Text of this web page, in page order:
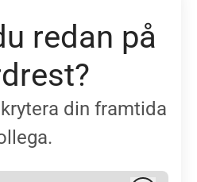
redan på
din framtida